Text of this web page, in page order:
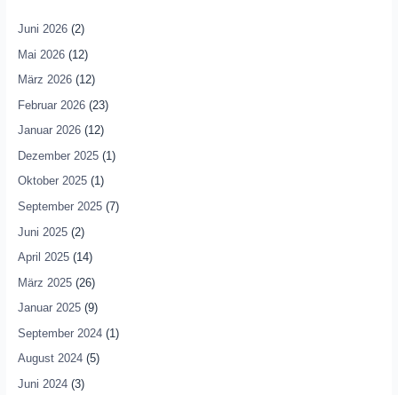
Juni 2026(2)
Mai 2026(12)
März 2026(12)
Februar 2026(23)
Januar 2026(12)
Dezember 2025(1)
Oktober 2025(1)
September 2025(7)
Juni 2025(2)
April 2025(14)
März 2025(26)
Januar 2025(9)
September 2024(1)
August 2024(5)
Juni 2024(3)